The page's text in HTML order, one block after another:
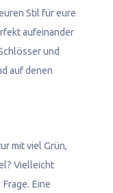
Stil für eure
aufeinander
und
auf denen
mit viel Grün,
Vielleicht
Eine